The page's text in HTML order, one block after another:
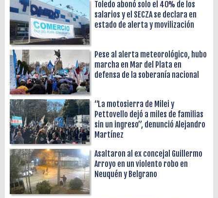
Toledo abonó solo el 40% de los
salarios y el SECZA se declara en
estado de alerta y movilización
Pese al alerta meteorológico, hubo
marcha en Mar del Plata en
defensa de la soberanía nacional
“La motosierra de Milei y
Pettovello dejó a miles de familias
sin un ingreso”, denunció Alejandro
Martínez
Asaltaron al ex concejal Guillermo
Arroyo en un violento robo en
Neuquén y Belgrano